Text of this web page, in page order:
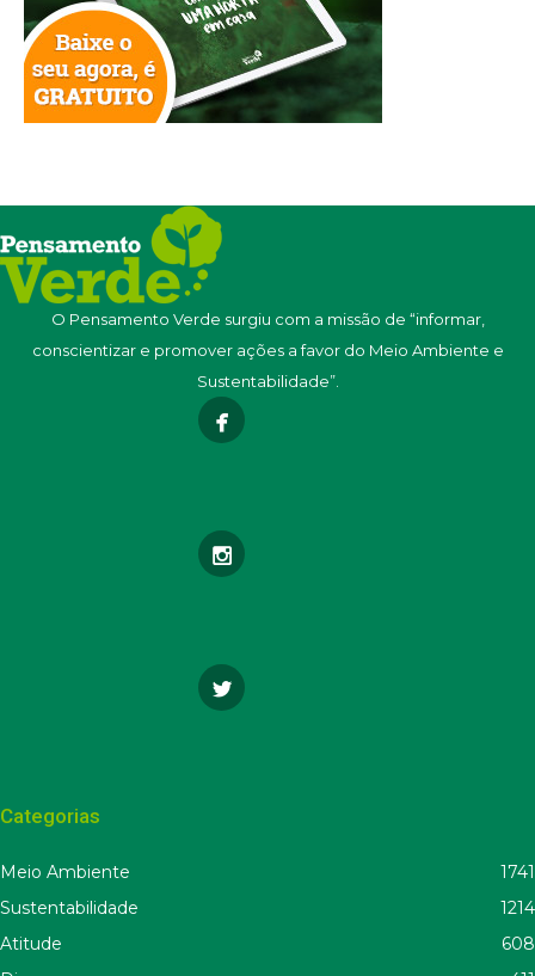
O Pensamento Verde surgiu com a missão de “informar,
conscientizar e promover ações a favor do Meio Ambiente e
Sustentabilidade”.
Categorias
Meio Ambiente
1741
Sustentabilidade
1214
Atitude
608